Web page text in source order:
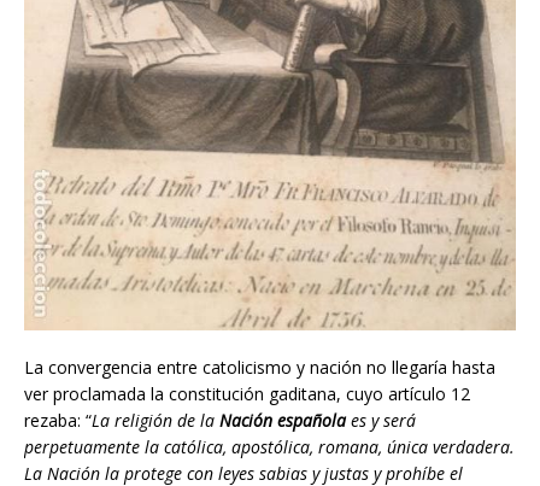
La convergencia entre catolicismo y nación no llegaría hasta
ver proclamada la constitución gaditana, cuyo artículo 12
rezaba: “La religión de la Nación españolaes y será
perpetuamente la católica, apostólica, romana, única verdadera.
La Nación la protege con leyes sabias y justas y prohíbe el